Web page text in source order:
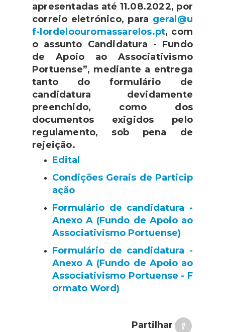
apresentadas até 11.08.2022, por
correio eletrónico, para geral@u
f-Iordeloouromassarelos.pt, com
o assunto Candidatura - Fundo
de Apoio ao Associativismo
Portuense”, mediante a entrega
tanto do formulário de
candidatura devidamente
preenchido, como dos
documentos exigidos pelo
regulamento, sob pena de
rejeição.
Edital
Condições Gerais de Particip
ação
Formulário de candidatura -
Anexo A (Fundo de Apoio ao
Associativismo Portuense)
Formulário de candidatura -
Anexo A (Fundo de Apoio ao
Associativismo Portuense - F
ormato Word)
Partilhar